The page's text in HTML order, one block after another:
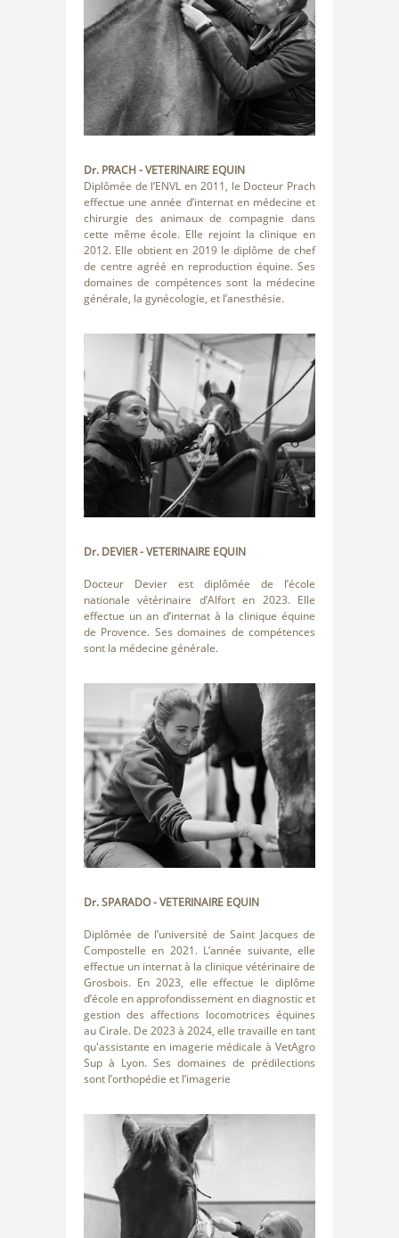
Dr. PRACH- VETERINAIRE EQUIN
Diplômée de l’ENVL en 2011, le Docteur Prach
effectue une année d’internat en médecine et
chirurgie des animaux de compagnie dans
cette même école. Elle rejoint la clinique en
2012. Elle obtient en 2019 le diplôme de chef
de centre agréé en reproduction équine. Ses
domaines de compétences sont la médecine
générale, la gynécologie, et l’anesthésie.
Dr. DEVIER- VETERINAIRE EQUIN
Docteur Devier est diplômée de l’école
nationale vétérinaire d’Alfort en 2023. Elle
effectue un an d’internat à la clinique équine
de Provence. Ses domaines de compétences
sont la médecine générale.
Dr. SPARADO- VETERINAIRE EQUIN
Diplômée de l’université de Saint Jacques de
Compostelle en 2021. L’année suivante, elle
effectue un internat à la clinique vétérinaire de
Grosbois. En 2023, elle effectue le diplôme
d’école en approfondissement en diagnostic et
gestion des affections locomotrices équines
au Cirale. De 2023 à 2024, elle travaille en tant
qu'assistante en imagerie médicale à VetAgro
Sup à Lyon. Ses domaines de prédilections
sont l’orthopédie et l’imagerie